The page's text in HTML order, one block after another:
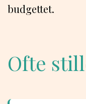
budgettet.
Ofte